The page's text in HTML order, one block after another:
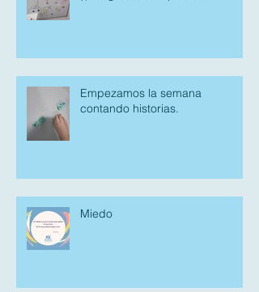
Empezamos la semana
contando historias.
Miedo